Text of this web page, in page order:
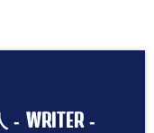
- WRITER-